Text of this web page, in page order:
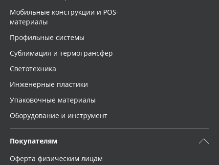
Мобильные конструкции и POS-
материалы
Профильные системы
Сублимация и термотрансфер
Светотехника
Инженерные пластики
Упаковочные материалы
Оборудование и инструмент
Покупателям
Оферта физическим лицам